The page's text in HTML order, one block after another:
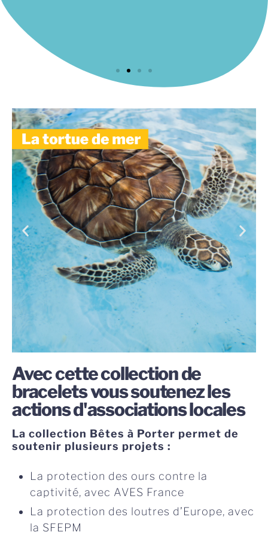
Un objet Made In France
Les cartes sont imprimées par un artisan
imprimeur présent en Ariège depuis 1920 et
labelisé Imprim’Vert. Elles sont assemblées avec
les bracelet à quelques kilomètres seulement.
Avec cette collection de
bracelets vous soutenez les
actions d'associations locales
La collection Bêtes à Porter permet de
soutenir plusieurs projets :
La protection des ours contre la
captivité, avec AVES France
La protection des loutres d’Europe, avec
la SFEPM